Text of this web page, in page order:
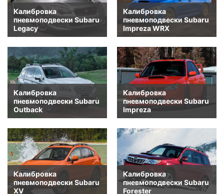
Калибровка
пневмоподвески Subaru
Legacy
Калибровка
пневмоподвески Subaru
Impreza WRX
Калибровка
пневмоподвески Subaru
Outback
Калибровка
пневмоподвески Subaru
Impreza
Калибровка
пневмоподвески Subaru
XV
Калибровка
пневмоподвески Subaru
Forester